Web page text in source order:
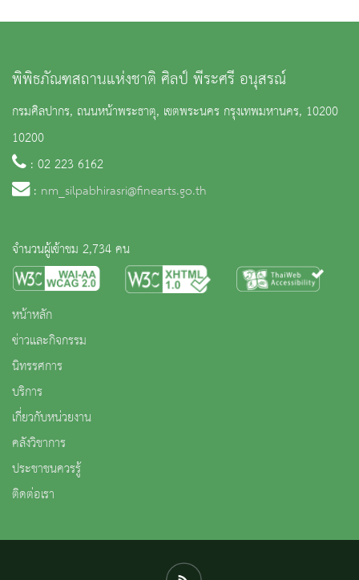
พิพิธภัณฑสถานแห่งชาติ ศิลป์ พีระศรี อนุสรณ์
กรมศิลปากร, ถนนหน้าพระธาตุ, เขตพระนคร กรุงเทพมหานคร, 10200
10200
: 02 223 6162
: nm_silpabhirasri@finearts.go.th
จำนวนผู้เข้าชม 2,734 คน
หน้าหลัก
ข่าวและกิจกรรม
นิทรรศการ
บริการ
เกี่ยวกับหน่วยงาน
คลังวิชาการ
ประชาชนควรรู้
ติดต่อเรา